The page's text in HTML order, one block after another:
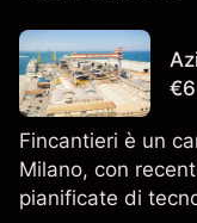
un indicatore
Fincantieri è un
Milano, con
pianificate di